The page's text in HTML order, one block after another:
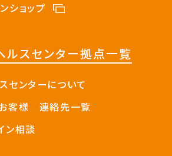
ショップ
ルスセンター拠点一覧
センターについて
お客様 連絡先一覧
ン相談